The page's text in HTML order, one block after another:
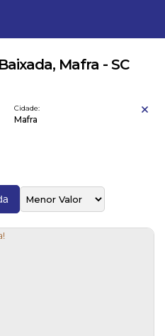
Mafra - SC
Cidade:
Mafra